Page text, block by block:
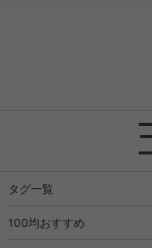
タグ一覧
100均おすすめ